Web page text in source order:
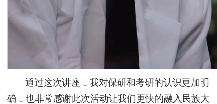
通过这次讲座，我对保研和考研的认识更加明
确，也非常感谢此次活动让我们更快的融入民族大